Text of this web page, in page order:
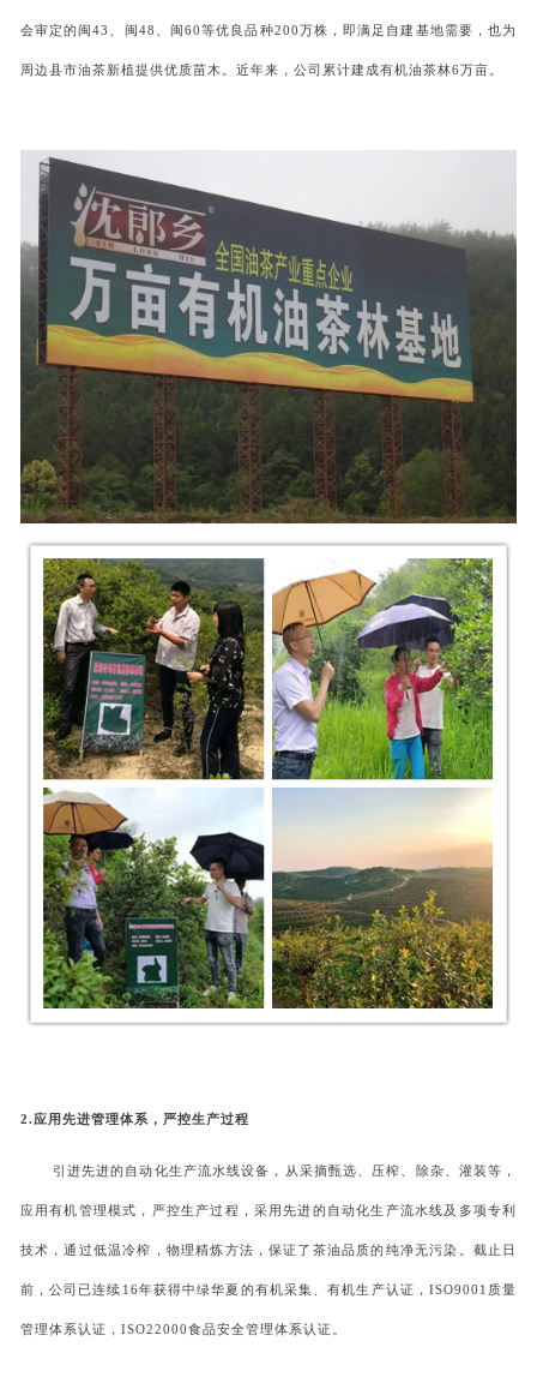
会审定的闽43、闽48、闽60等优良品种200万株，即满足自建基地需要，也为
周边县市油茶新植提供优质苗木。近年来，公司累计建成有机油茶林6万亩。
2.应用先进管理体系，严控生产过程
引进先进的自动化生产流水线设备，从采摘甄选、压榨、除杂、灌装等，
应用有机管理模式，严控生产过程，采用先进的自动化生产流水线及多项专利
技术，通过低温冷榨，物理精炼方法，保证了茶油品质的纯净无污染。截止日
前，公司已连续 16年获得中绿华夏的有机采集、有机生产认证，ISO9001质量
管理体系认证，ISO22000食品安全管理体系认证。